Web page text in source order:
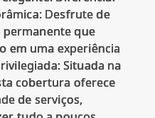
Desfrute de
que
em uma experiência
Situada na
cobertura oferece
de serviços,